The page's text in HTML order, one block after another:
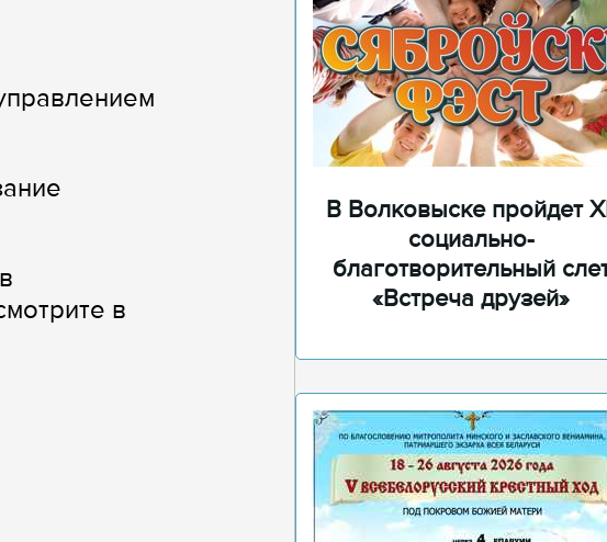
в
В Волковыске пройдет
социально-
благотворительный
«Встреча друзей»